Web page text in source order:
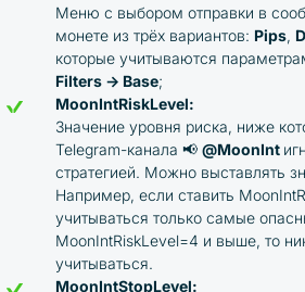
Меню с выбором отправки в
монете из трёх вариантов: Pips,
которые учитываются
Filters → Base;
MoonIntRiskLevel:
Значение уровня риска, ниже
Telegram-канала 📢 @MoonInt
стратегией. Можно выставлять
Например, если ставить
учитываться только самые
MoonIntRiskLevel=4 и выше, то
учитываться.
MoonIntStopLevel: